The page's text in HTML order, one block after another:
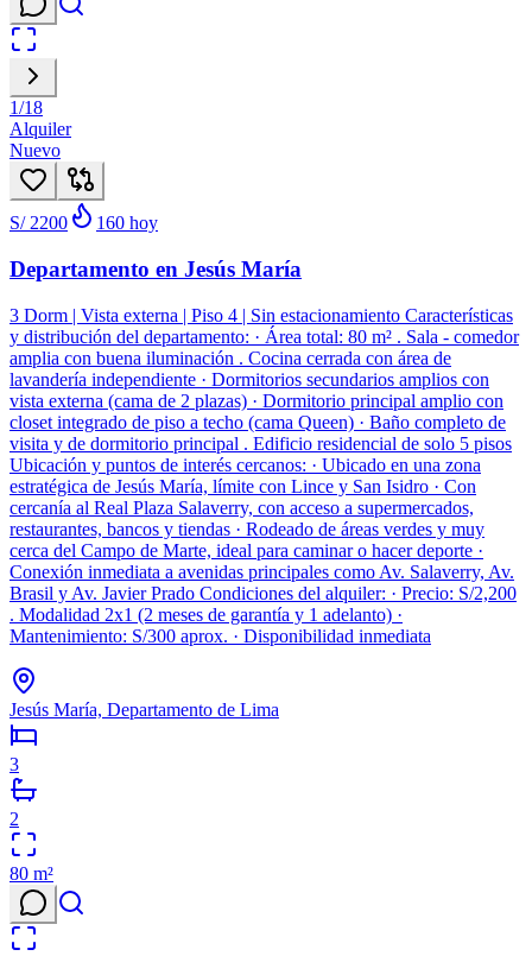
1/18
Alquiler
Nuevo
S/ 2200 160 hoy
Departamento en Jesús María
3 Dorm | Vista externa | Piso 4 | Sin estacionamiento Características
y distribución del departamento: · Área total: 80 m² . Sala - comedor
amplia con buena iluminación . Cocina cerrada con área de
lavandería independiente · Dormitorios secundarios amplios con
vista externa (cama de 2 plazas) · Dormitorio principal amplio con
closet integrado de piso a techo (cama Queen) · Baño completo de
visita y de dormitorio principal . Edificio residencial de solo 5 pisos
Ubicación y puntos de interés cercanos: · Ubicado en una zona
estratégica de Jesús María, límite con Lince y San Isidro · Con
cercanía al Real Plaza Salaverry, con acceso a supermercados,
restaurantes, bancos y tiendas · Rodeado de áreas verdes y muy
cerca del Campo de Marte, ideal para caminar o hacer deporte ·
Conexión inmediata a avenidas principales como Av. Salaverry, Av.
Brasil y Av. Javier Prado Condiciones del alquiler: · Precio: S/2,200
. Modalidad 2x1 (2 meses de garantía y 1 adelanto) ·
Mantenimiento: S/300 aprox. · Disponibilidad inmediata
Jesús María, Departamento de Lima
3
2
80 m²